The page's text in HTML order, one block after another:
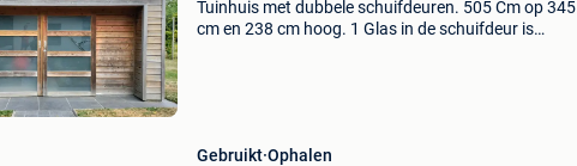
Tuinhuis met dubbele schuifdeuren. 505 Cm op 345
cm en 238 cm hoog. 1 Glas in de schuifdeur is
Gebruikt Ophalen